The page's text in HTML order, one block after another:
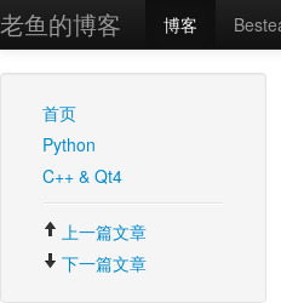
老鱼的博客 博客
首页
Python
C++ & Qt4
上一篇文章
下一篇文章